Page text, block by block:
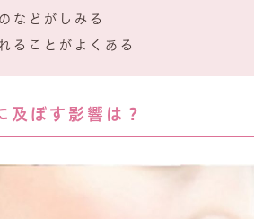
などがしみる
ることがよくある
及ぼす影響は？